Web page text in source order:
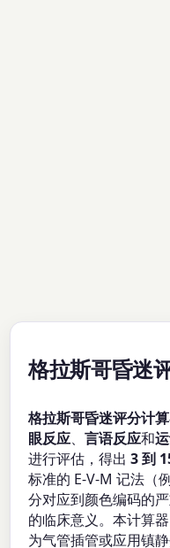
格拉斯哥昏迷
格拉斯哥昏迷评分计
眼反应、言语反应和
进行评估，得出3 到
标准的 E-V-M 记法（
分对应到颜色编码的
的临床意义。本计算
为气管插管或应用镇